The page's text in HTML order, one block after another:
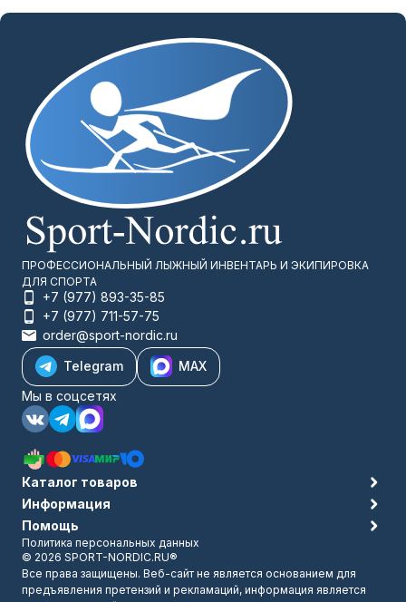
ПРОФЕССИОНАЛЬНЫЙ ЛЫЖНЫЙ ИНВЕНТАРЬ И ЭКИПИРОВКА
ДЛЯ СПОРТА
+7 (977) 893-35-85
+7 (977) 711-57-75
order@sport-nordic.ru
Telegram
MAX
Мы в соцсетях
Каталог товаров
Информация
Помощь
Политика персональных данных
© 2026 SPORT-NORDIC.RU®
Все права защищены. Веб-сайт не является основанием для
предъявления претензий и рекламаций, информация является